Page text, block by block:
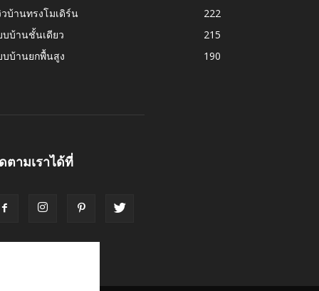
บ้านทรงโมเดิร์น
222
บบ้านชั้นเดียว
215
บบ้านยกพื้นสูง
190
ตามเราได้ที่